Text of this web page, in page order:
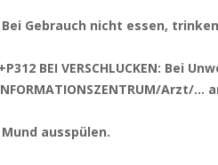
Bei Gebrauch nicht essen,
BEI VERSCHLUCKEN: Bei
Arzt/…
Mund ausspülen.